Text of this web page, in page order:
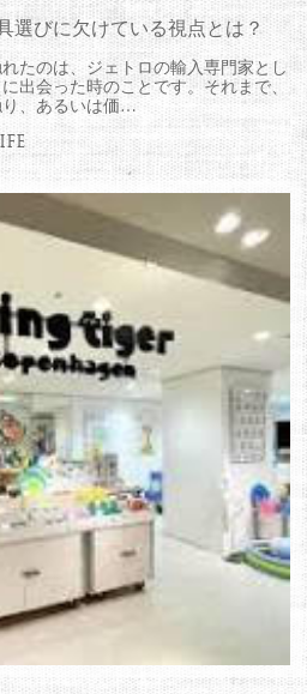
選びに欠けている視点とは？
たのは、ジェトロの輸入専門家とし
出会った時のことです。それまで、
り、あるいは価…